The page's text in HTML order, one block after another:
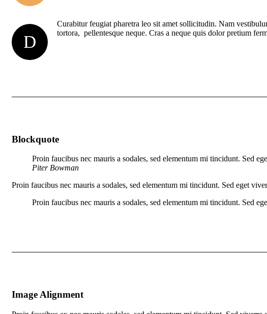
D
Curabitur feugiat pharetra leo sit amet sollicitudin. Nam
tortora, pellentesque neque. Cras a neque quis dolor pretium
Blockquote
Proin faucibus nec mauris a sodales, sed elementum mi tincidunt. Sed
Piter Bowman
Proin faucibus nec mauris a sodales, sed elementum mi tincidunt. Sed eget
Proin faucibus nec mauris a sodales, sed elementum mi tincidunt. Sed
Image Alignment